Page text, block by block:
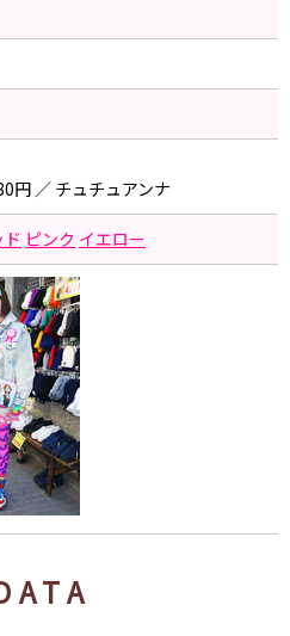
円 ／ チュチュアンナ
ド ピンク イエロー